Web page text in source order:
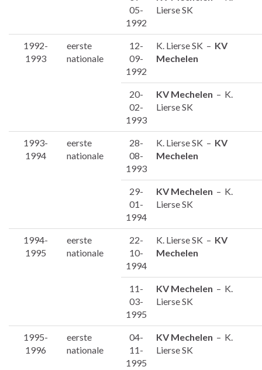
05-
1992
Lierse SK
1992-
1993
eerste
nationale
12-
09-
1992
K. Lierse SK – KV
Mechelen
20-
02-
1993
KV Mechelen – K.
Lierse SK
1993-
1994
eerste
nationale
28-
08-
1993
K. Lierse SK – KV
Mechelen
29-
01-
1994
KV Mechelen – K.
Lierse SK
1994-
1995
eerste
nationale
22-
10-
1994
K. Lierse SK – KV
Mechelen
11-
03-
1995
KV Mechelen – K.
Lierse SK
1995-
1996
eerste
nationale
04-
11-
1995
KV Mechelen – K.
Lierse SK